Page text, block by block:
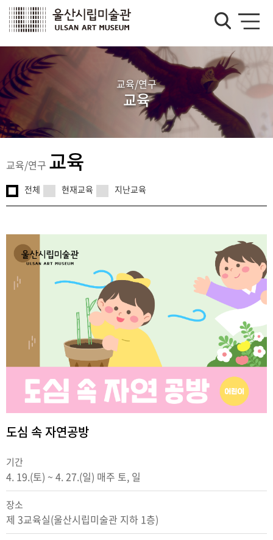
교육/연구
교육
교육/연구 교육
전체 현재교육 지난교육
도심 속 자연공방
기간
4. 19.(토) ~ 4. 27.(일) 매주 토, 일
장소
제 3교육실(울산시립미술관 지하 1층)